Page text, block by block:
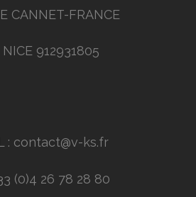
CANNET-FRANCE
NICE 912931805
: contact@v-ks.fr
(0)4 26 78 28 80